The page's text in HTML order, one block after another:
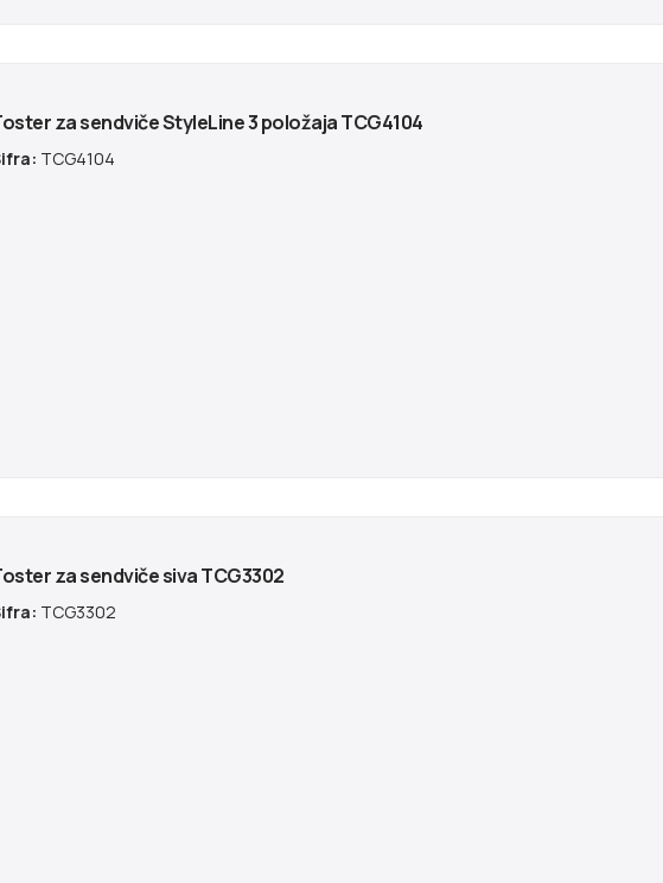
za sendviče StyleLine 3 položaja TCG4104
TCG4104
za sendviče siva TCG3302
TCG3302